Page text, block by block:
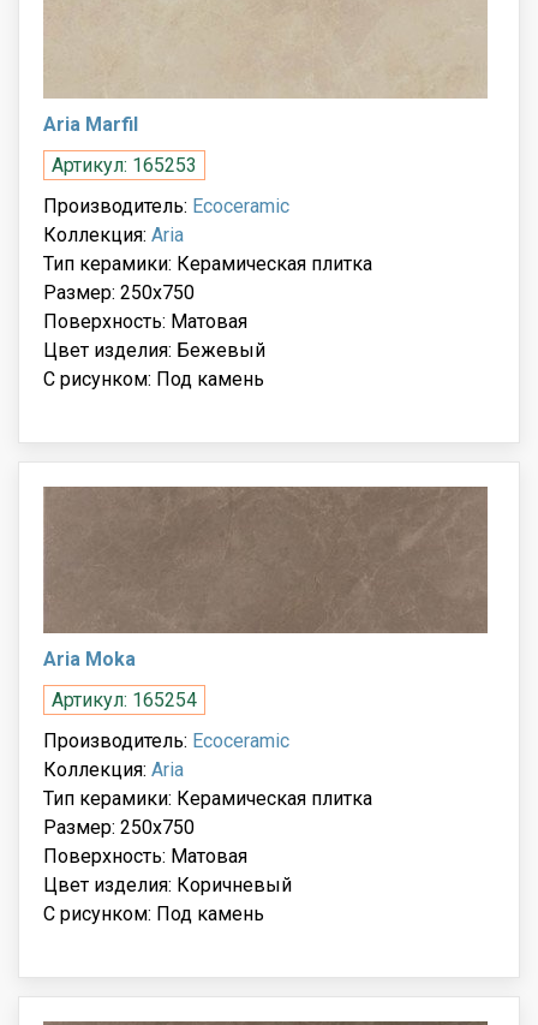
Aria Marfil
Артикул: 165253
Производитель: Ecoceramic
Коллекция: Aria
Тип керамики: Керамическая плитка
Размер: 250x750
Поверхность: Матовая
Цвет изделия: Бежевый
С рисунком: Под камень
Aria Moka
Артикул: 165254
Производитель: Ecoceramic
Коллекция: Aria
Тип керамики: Керамическая плитка
Размер: 250x750
Поверхность: Матовая
Цвет изделия: Коричневый
С рисунком: Под камень